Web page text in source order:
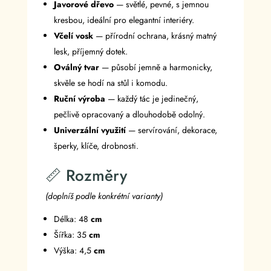
Javorové dřevo— světlé, pevné, s jemnou
kresbou, ideální pro elegantní interiéry.
Včelí vosk— přírodní ochrana, krásný matný
lesk, příjemný dotek.
Oválný tvar— působí jemně a harmonicky,
skvěle se hodí na stůl i komodu.
Ruční výroba — každý tác je jedinečný,
pečlivě opracovaný a dlouhodobě odolný.
Univerzální využití— servírování, dekorace,
šperky, klíče, drobnosti.
📏 Rozměry
(doplníš podle konkrétní varianty)
Délka: 48 cm
Šířka: 35cm
Výška: 4,5cm